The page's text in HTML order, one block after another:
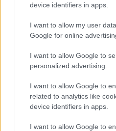
device identifiers in apps.
I want to allow my user
Google for online
I want to allow Google to
personalized advertising.
I want to allow Google to
related to analytics like
device identifiers in apps.
I want to allow Google to